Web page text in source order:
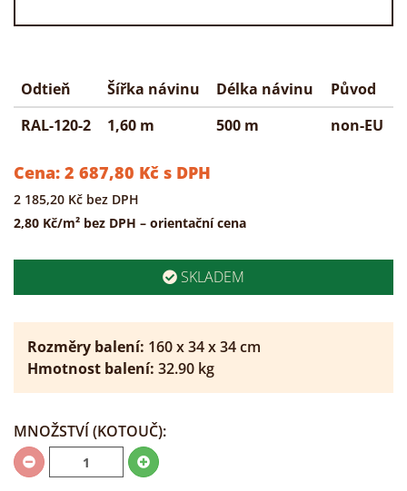
Odtieň Šířka návinu Délka návinu
Původ
RAL-120-2
1,60 m 500 m non-EU
Cena: 2 687,80 Kč s DPH
2 185,20 Kč bez DPH
2,80 Kč/m² bez DPH – orientační cena
SKLADEM
Rozměry balení: 160x34x34cm
Hmotnost balení: 32.90 kg
MNOŽSTVÍ (KOTOUČ):